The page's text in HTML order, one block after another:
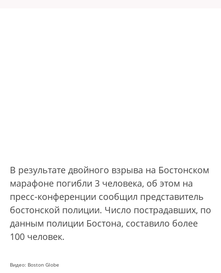
В результате двойного взрыва на Бостонском
марафоне погибли 3 человека, об этом на
пресс-конференции сообщил представитель
бостонской полиции. Число пострадавших, по
данным полиции Бостона, составило более
100 человек.
Видео: Boston Globe